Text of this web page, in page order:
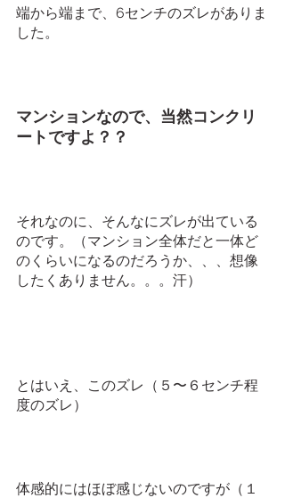
端から端まで、6センチのズレがありま
した。
マンションなので、当然コンクリ
ートですよ？？
それなのに、そんなにズレが出ている
のです。（マンション全体だと一体ど
のくらいになるのだろうか、、、想像
したくありません。。。汗）
とはいえ、このズレ（５〜６センチ程
度のズレ）
体感的にはほぼ感じないのですが（１